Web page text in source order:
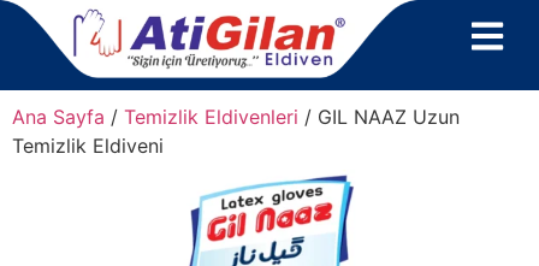
Ana Sayfa / Temizlik Eldivenleri / GIL NAAZ Uzun
Temizlik Eldiveni